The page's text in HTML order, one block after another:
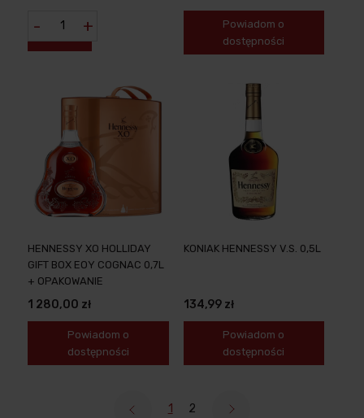
- +
Powiadom o
dostępności
HENNESSY XO HOLLIDAY
GIFT BOX EOY COGNAC 0,7L
+ OPAKOWANIE
1 280,00 zł
Powiadom o
dostępności
KONIAK HENNESSY V.S. 0,5L
134,99 zł
Powiadom o
dostępności
1 2